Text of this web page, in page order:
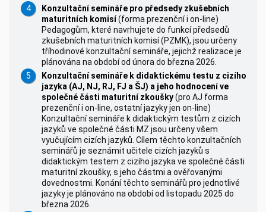
Konzultační semináře pro předsedy zkušebních
maturitních komisí(forma prezenční i on-line)
Pedagogům, které navrhujete do funkcí předsedů
zkušebních maturitních komisí (PZMK), jsou určeny
tříhodinové konzultační semináře, jejichž realizace je
plánována na období od února do března 2026.
Konzultační semináře k didaktickému testu z cizího
jazyka (AJ, NJ, RJ, FJ a ŠJ) a jeho hodnocení ve
společné části maturitní zkoušky(pro AJ forma
prezenční i on-line, ostatní jazyky jen on-line)
Konzultační semináře k didaktickým testům z cizích
jazyků ve společné části MZ jsou určeny všem
vyučujícím cizích jazyků. Cílem těchto konzultačních
seminářů je seznámit učitele cizích jazyků s
didaktickým testem z cizího jazyka ve společné části
maturitní zkoušky, s jeho částmi a ověřovanými
dovednostmi. Konání těchto seminářů pro jednotlivé
jazyky je plánováno na období od listopadu 2025 do
března 2026.